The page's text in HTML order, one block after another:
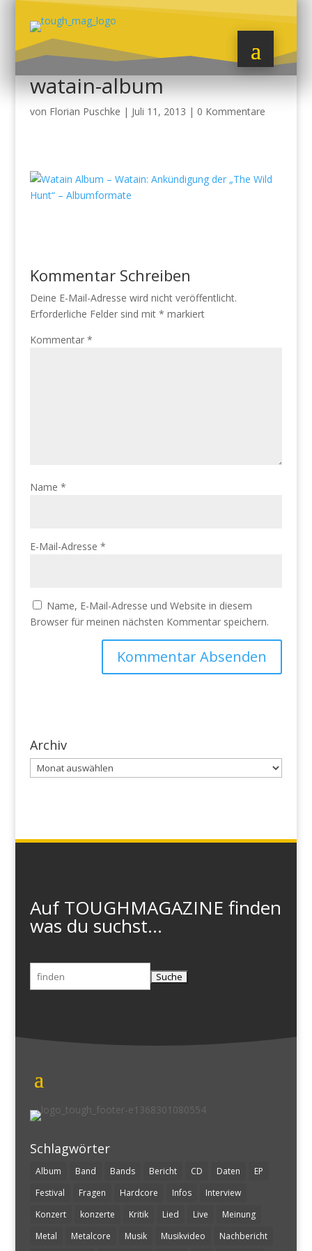
watain-album
von Florian Puschke | Juli 11, 2013 | 0 Kommentare
Kommentar Schreiben
Deine E-Mail-Adresse wird nicht veröffentlicht.
Erforderliche Felder sind mit * markiert
Kommentar *
Name *
E-Mail-Adresse *
Name, E-Mail-Adresse und Website in diesem
Browser für meinen nächsten Kommentar speichern.
Archiv
Archiv
Auf TOUGHMAGAZINE finden
was du suchst...
Suchen
nach:
Schlagwörter
Album Band Bands Bericht CD Daten
EP
Festival
Fragen Hardcore Infos
Interview
Konzert
konzerte Kritik Lied Live
Meinung
Metal
Metalcore Musik Musikvideo Nachbericht